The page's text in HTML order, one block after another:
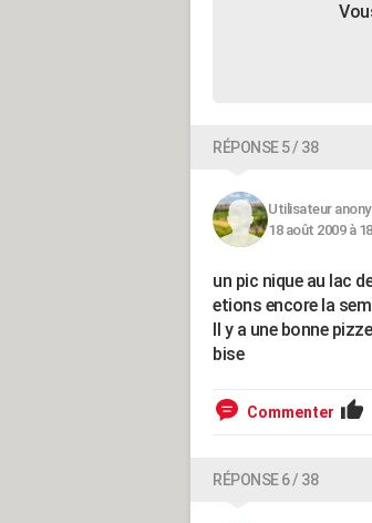
RÉPONSE 5 / 38
Utilisateur
18 août 2009 à
un pic nique au lac
etions encore la
Il y a une bonne
bise
Commenter
RÉPONSE 6 / 38